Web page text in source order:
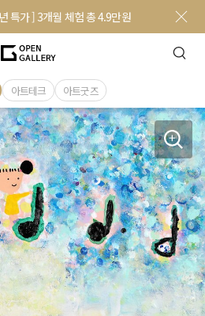
특가 ] 3개월 체험 총 4.9만원
아트테크 아트굿즈